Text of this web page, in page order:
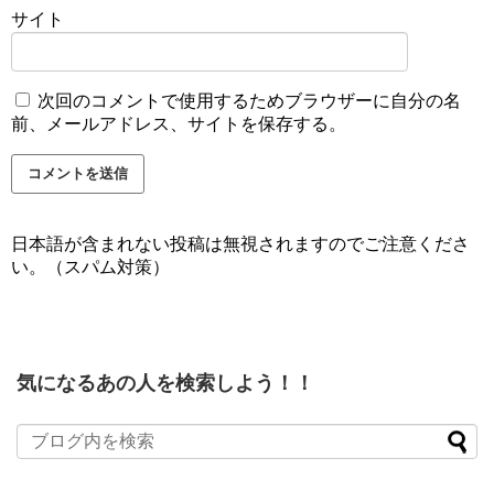
サイト
次回のコメントで使用するためブラウザーに自分の名
前、メールアドレス、サイトを保存する。
日本語が含まれない投稿は無視されますのでご注意くださ
い。（スパム対策）
気になるあの人を検索しよう！！